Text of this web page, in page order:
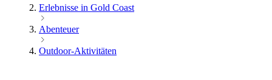
Erlebnisse in Gold Coast
Abenteuer
Outdoor-Aktivitäten